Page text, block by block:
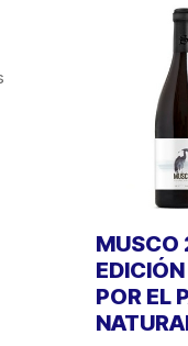
MUSCO
POR EL